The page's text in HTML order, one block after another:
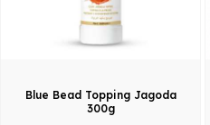
Blue Bead Topping Jagoda
300g